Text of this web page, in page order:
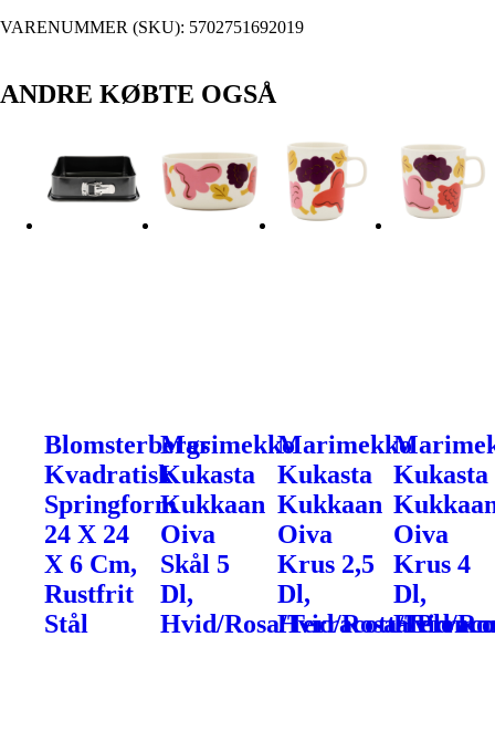
VARENUMMER (SKU): 5702751692019
ANDRE KØBTE OGSÅ
Blomsterbergs
Kvadratisk
Springform
24 X 24
X 6 Cm,
Rustfrit
Stål
Marimekko
Kukasta
Kukkaan
Oiva
Skål 5
Dl,
Hvid/Rosa/Terracotta/
Marimekko
Kukasta
Kukkaan
Oiva
Krus 2,5
Dl,
Hvid/Rosa/
Kukasta
Oiva
Krus 4
Dl,
Hvid/